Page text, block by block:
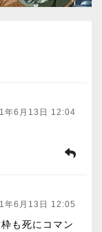
年6月13日 12:04
年6月13日 12:05
も死にコマン